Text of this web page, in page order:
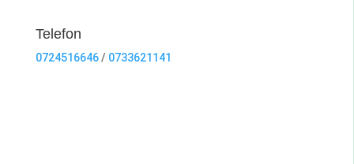
Telefon
0724516646/ 0733621141